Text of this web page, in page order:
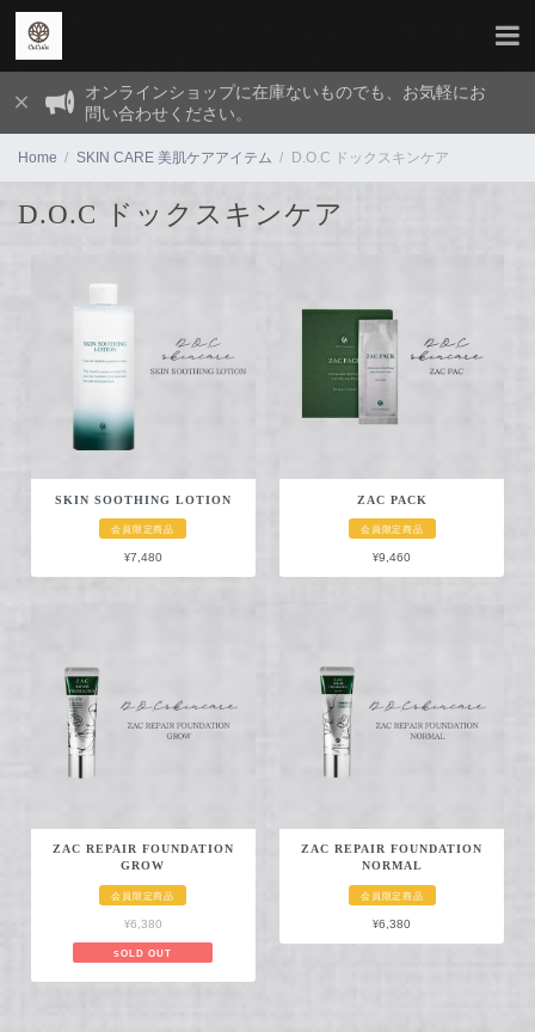
オンラインショップに在庫ないものでも、お気軽にお
問い合わせください。
Home SKIN CARE 美肌ケアアイテム D.O.C ドックスキンケア
D.O.C ドックスキンケア
SKIN SOOTHING LOTION
会員限定商品
¥7,480
ZAC PACK
会員限定商品
¥9,460
ZAC REPAIR FOUNDATION
GROW
会員限定商品
¥6,380
SOLD OUT
ZAC REPAIR FOUNDATION
NORMAL
会員限定商品
¥6,380